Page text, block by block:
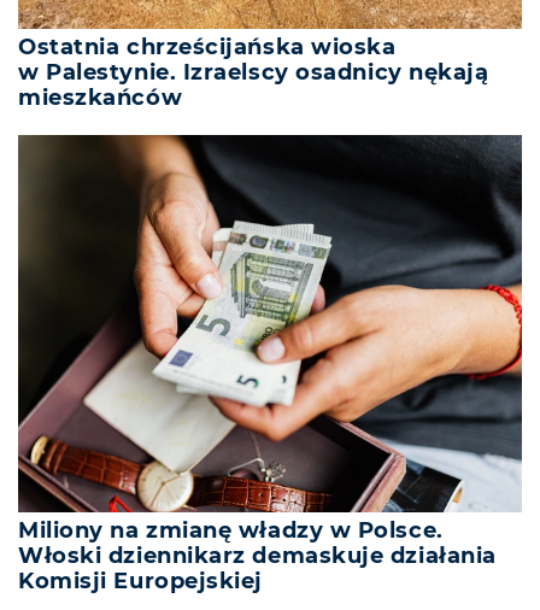
Ostatnia chrześcijańska wioska
w Palestynie. Izraelscy osadnicy nękają
mieszkańców
Miliony na zmianę władzy w Polsce.
Włoski dziennikarz demaskuje działania
Komisji Europejskiej